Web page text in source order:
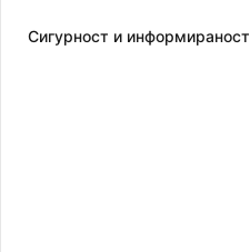
Сигурност и информираност